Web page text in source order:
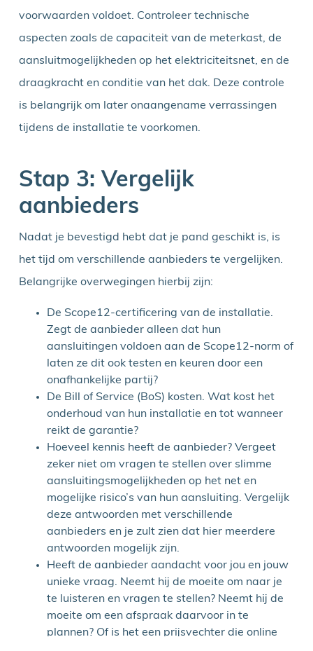
voorwaarden voldoet. Controleer technische
aspecten zoals de capaciteit van de meterkast, de
aansluitmogelijkheden op het elektriciteitsnet, en de
draagkracht en conditie van het dak. Deze controle
is belangrijk om later onaangename verrassingen
tijdens de installatie te voorkomen.
Stap 3: Vergelijk
aanbieders
Nadat je bevestigd hebt dat je pand geschikt is, is
het tijd om verschillende aanbieders te vergelijken.
Belangrijke overwegingen hierbij zijn:
De Scope12-certificering van de installatie.
Zegt de aanbieder alleen dat hun
aansluitingen voldoen aan de Scope12-norm of
laten ze dit ook testen en keuren door een
onafhankelijke partij?
De Bill of Service (BoS) kosten. Wat kost het
onderhoud van hun installatie en tot wanneer
reikt de garantie?
Hoeveel kennis heeft de aanbieder? Vergeet
zeker niet om vragen te stellen over slimme
aansluitingsmogelijkheden op het net en
mogelijke risico’s van hun aansluiting. Vergelijk
deze antwoorden met verschillende
aanbieders en je zult zien dat hier meerdere
antwoorden mogelijk zijn.
Heeft de aanbieder aandacht voor jou en jouw
unieke vraag. Neemt hij de moeite om naar je
te luisteren en vragen te stellen? Neemt hij de
moeite om een afspraak daarvoor in te
plannen? Of is het een prijsvechter die online